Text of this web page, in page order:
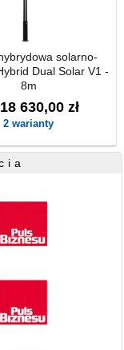
solarno-
Dual Solar V1 -
8m
630,00 zł
2 warianty